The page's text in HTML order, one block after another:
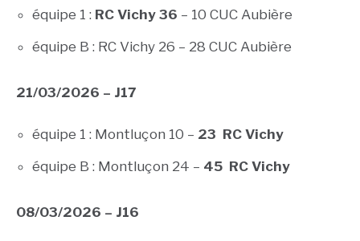
équipe 1 : RC Vichy 36 – 10 CUC Aubière
équipe B : RC Vichy 26 – 28 CUC Aubière
21/03/2026 – J17
équipe 1 : Montluçon 10 – 23 RC Vichy
équipe B : Montluçon 24 – 45 RC Vichy
08/03/2026 – J16